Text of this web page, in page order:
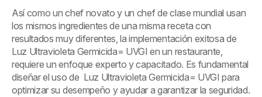
Así como un chef novato y un chef de clase mundial usan
los mismos ingredientes de una misma receta con
resultados muy diferentes, la implementación exitosa de
Luz Ultravioleta Germicida= UVGI en un restaurante,
requiere un enfoque experto y capacitado. Es fundamental
diseñar el uso de Luz Ultravioleta Germicida= UVGI para
optimizar su desempeño y ayudar a garantizar la seguridad.